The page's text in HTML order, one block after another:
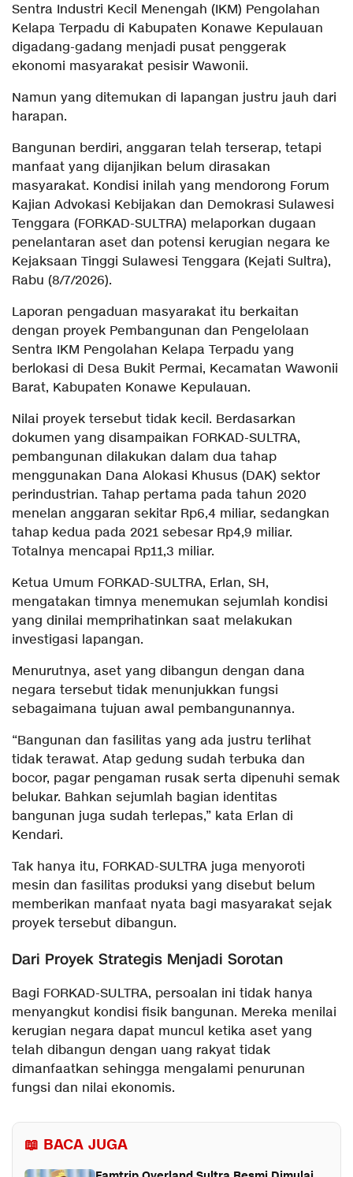
Sentra Industri Kecil Menengah (IKM) Pengolahan
Kelapa Terpadu di Kabupaten Konawe Kepulauan
digadang-gadang menjadi pusat penggerak
ekonomi masyarakat pesisir Wawonii.
Namun yang ditemukan di lapangan justru jauh dari
harapan.
Bangunan berdiri, anggaran telah terserap, tetapi
manfaat yang dijanjikan belum dirasakan
masyarakat. Kondisi inilah yang mendorong Forum
Kajian Advokasi Kebijakan dan Demokrasi Sulawesi
Tenggara (FORKAD-SULTRA) melaporkan dugaan
penelantaran aset dan potensi kerugian negara ke
Kejaksaan Tinggi Sulawesi Tenggara (Kejati Sultra),
Rabu (8/7/2026).
Laporan pengaduan masyarakat itu berkaitan
dengan proyek Pembangunan dan Pengelolaan
Sentra IKM Pengolahan Kelapa Terpadu yang
berlokasi di Desa Bukit Permai, Kecamatan Wawonii
Barat, Kabupaten Konawe Kepulauan.
Nilai proyek tersebut tidak kecil. Berdasarkan
dokumen yang disampaikan FORKAD-SULTRA,
pembangunan dilakukan dalam dua tahap
menggunakan Dana Alokasi Khusus (DAK) sektor
perindustrian. Tahap pertama pada tahun 2020
menelan anggaran sekitar Rp6,4 miliar, sedangkan
tahap kedua pada 2021 sebesar Rp4,9 miliar.
Totalnya mencapai Rp11,3 miliar.
Ketua Umum FORKAD-SULTRA, Erlan, SH,
mengatakan timnya menemukan sejumlah kondisi
yang dinilai memprihatinkan saat melakukan
investigasi lapangan.
Menurutnya, aset yang dibangun dengan dana
negara tersebut tidak menunjukkan fungsi
sebagaimana tujuan awal pembangunannya.
“Bangunan dan fasilitas yang ada justru terlihat
tidak terawat. Atap gedung sudah terbuka dan
bocor, pagar pengaman rusak serta dipenuhi semak
belukar. Bahkan sejumlah bagian identitas
bangunan juga sudah terlepas,” kata Erlan di
Kendari.
Tak hanya itu, FORKAD-SULTRA juga menyoroti
mesin dan fasilitas produksi yang disebut belum
memberikan manfaat nyata bagi masyarakat sejak
proyek tersebut dibangun.
Dari Proyek Strategis Menjadi Sorotan
Bagi FORKAD-SULTRA, persoalan ini tidak hanya
menyangkut kondisi fisik bangunan. Mereka menilai
kerugian negara dapat muncul ketika aset yang
telah dibangun dengan uang rakyat tidak
dimanfaatkan sehingga mengalami penurunan
fungsi dan nilai ekonomis.
📖 BACA JUGA